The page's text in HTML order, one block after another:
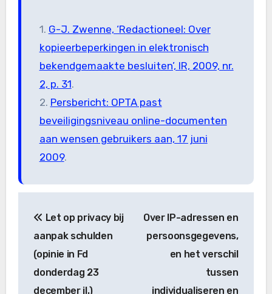
1. G-J. Zwenne, ‘Redactioneel: Over
kopieerbeperkingen in elektronisch
bekendgemaakte besluiten’, IR, 2009, nr.
2, p. 31.
2. Persbericht: OPTA past
beveiligingsniveau online-documenten
aan wensen gebruikers aan, 17 juni
2009.
navigatie
Let op privacy bij
aanpak schulden
(opinie in Fd
donderdag 23
december jl.)
Over IP-adressen en
persoonsgegevens,
en het verschil
tussen
individualiseren en